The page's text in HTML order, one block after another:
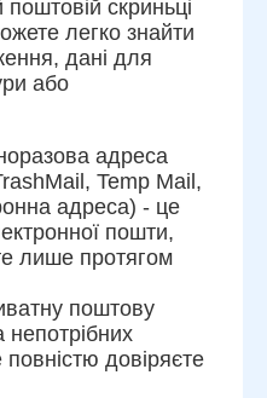
скриньці
легко знайти
дані для
або
адреса
Temp Mail,
адреса) - це
пошти,
лише протягом
поштову
непотрібних
довіряєте